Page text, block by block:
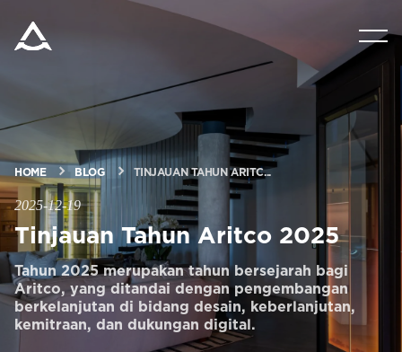
PRODUK
MINTA PERKIRAAN HARGA
TEKNOLOGI
BLOG & BERITA
TENTANG ARITCO
HOME BLOG TINJAUAN TAHUN ARITC...
2025-12-19
Tinjauan Tahun Aritco 2025
Tahun 2025 merupakan tahun bersejarah bagi
Aritco, yang ditandai dengan pengembangan
berkelanjutan di bidang desain, keberlanjutan,
kemitraan, dan dukungan digital.